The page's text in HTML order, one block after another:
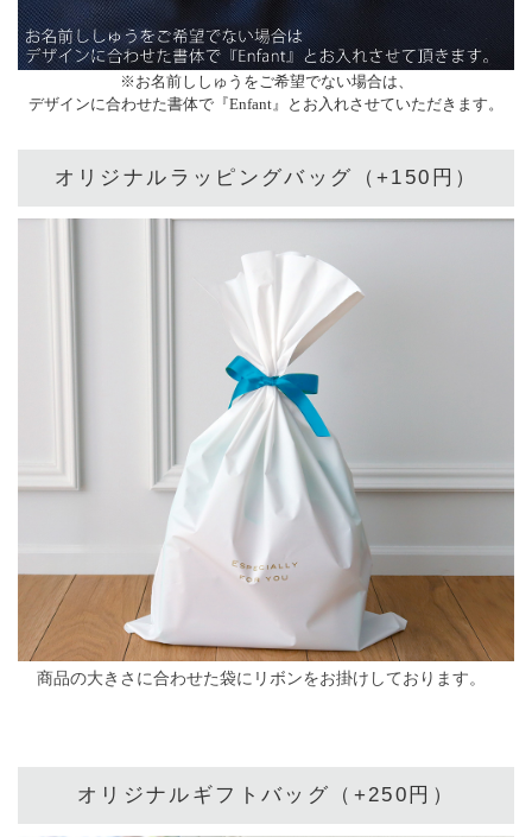
※お名前ししゅうをご希望でない場合は、
デザインに合わせた書体で『Enfant』とお入れさせていただきます。
オリジナルラッピングバッグ（+150円）
商品の大きさに合わせた袋にリボンをお掛けしております。
オリジナルギフトバッグ（+250円）